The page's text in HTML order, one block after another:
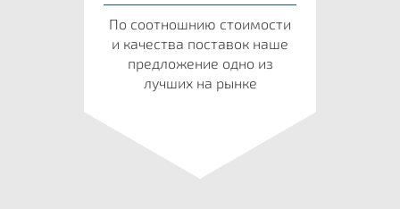
По соотношнию стоимости
и качества поставок наше
предложение одно из
лучших на рынке